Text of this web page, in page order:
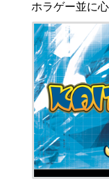
ホラゲー並に